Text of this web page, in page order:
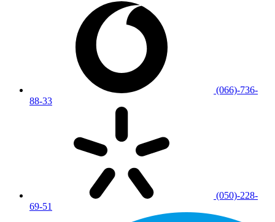
(066)-736-
88-33
(050)-228-
69-51